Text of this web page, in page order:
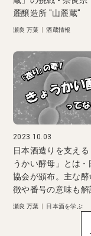
麓醸造所 "山麓蔵"
瀬良 万葉 |酒蔵情報
2023.10.03
日本酒造りを支える
うかい酵母」とは -
協会が頒布。主な
徴や番号の意味も解
瀬良 万葉 日本酒を学ぶ